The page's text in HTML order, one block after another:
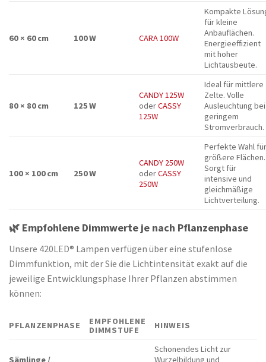
60 × 60 cm 100 W CARA 100W
Kompakte
für kleine
Anbauflächen.
Energieeffizient
mit hoher
Lichtausbeute.
80 × 80 cm 125 W
CANDY 125W
oderCASSY
125W
Ideal für mittlere
Zelte. Volle
Ausleuchtung bei
geringem
Stromverbrauch.
100 × 100 cm 250 W
CANDY 250W
oderCASSY
250W
Perfekte Wahl
größere Flächen.
Sorgt für
intensive und
gleichmäßige
Lichtverteilung.
🌿 Empfohlene Dimmwerte je nach Pflanzenphase
Unsere 420LED® Lampen verfügen über eine stufenlose
Dimmfunktion, mit der Sie die Lichtintensität exakt auf die
jeweilige Entwicklungsphase Ihrer Pflanzen abstimmen
können:
PFLANZENPHASE
EMPFOHLENE
DIMMSTUFE
HINWEIS
Sämlinge /
Schonendes Licht zur
Wurzelbildung und